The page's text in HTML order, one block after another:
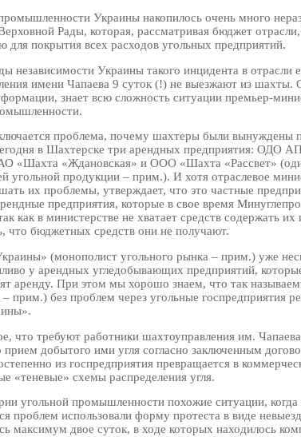
Украины накопилось очень много
Рады, которая, рассматривая бюджет
для покрытия всех расходов угольных предприятий.
независимости Украины такого инцидента в отрасли
имени Чапаева 9 суток (!) не выезжают из шахты.
знает всю сложность ситуации премьер-
проблема, почему шахтеры были вынуждены
в Шахтерске три арендных предприятия: ОДО
«Шахта «Ждановская» и ООО «Шахта «Рассвет»
угольной продукции – прим.). И хотя отраслевое
их проблемы, утверждает, что это частные
предприятия, которые в свое время
как в министерстве не хватает средств содержать их
что бюджетных средств они не получают.
(монополист угольного рынка – прим.) уже
у арендных угледобывающих предприятий,
аренду. При этом мы хорошо знаем, что так
– прим.) без проблем через угольные госпредприятия
что требуют работники шахтоуправления им.
прием добытого ими угля согласно заключенным
из госпредприятия превращается в
«теневые» схемы распределения угля.
угольной промышленности похожие ситуации,
проблем использовали форму протеста в виде
максимум двое суток, в ходе которых находилось